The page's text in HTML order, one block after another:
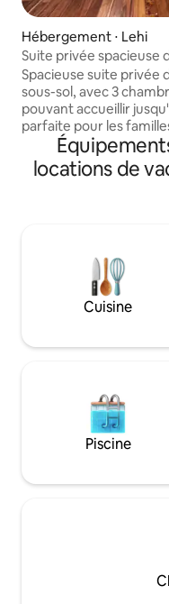
Hébergement ⋅ Lehi
Suite privée spacieuse
3 chambres| Région de
Spacieuse suite privée
sous-sol, avec 3
pouvant accueillir
parfaite pour les
groupes. Entrée
l'I-15, à seulement 30
et de Salt Lake City. Suite ENTIÈRE avec
ni de soirée. Une salle
ce refuge spacieux
rapport qualité-prix. En raison de graves
allergies familiales et
POUVONS PAS
locations de
Cuisine
Piscine